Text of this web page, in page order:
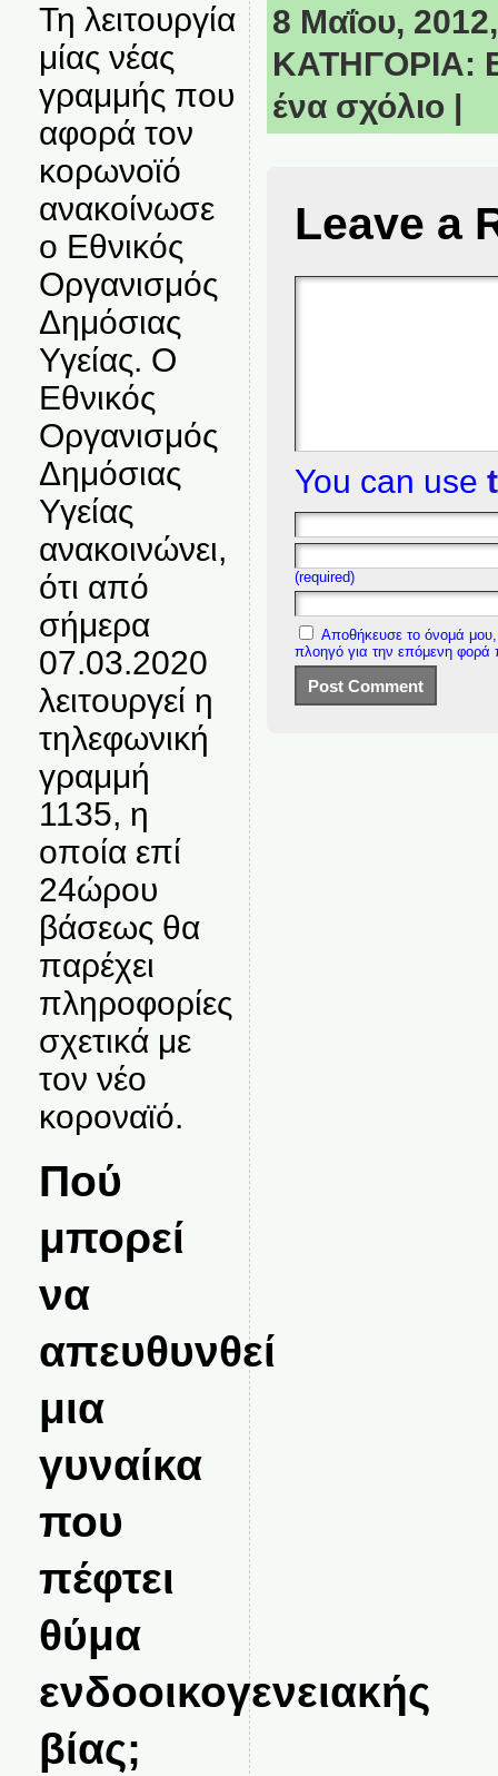
Τη λειτουργία
μίας νέας
γραμμής που
αφορά τον
κορωνοϊό
ανακοίνωσε
ο Εθνικός
Οργανισμός
Δημόσιας
Υγείας. Ο
Εθνικός
Οργανισμός
Δημόσιας
Υγείας
ανακοινώνει,
ότι από
σήμερα
07.03.2020
λειτουργεί η
τηλεφωνική
γραμμή
1135, η
οποία επί
24ώρου
βάσεως θα
παρέχει
πληροφορίες
σχετικά με
τον νέο
κοροναϊό.
Πού
μπορεί
να
απευθυνθεί
μια
γυναίκα
που
πέφτει
θύμα
ενδοοικογενειακής
βίας;
8 Μαΐου,
ΚΑΤΗΓΟΡΙΑ:
ένα σχόλιο
Leave a
You can use
(required)
Αποθήκευσε το όνομά μου,
πλοηγό για την επόμενη